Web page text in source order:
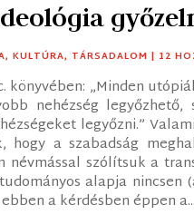
,KULTÚRA, TÁRSADALOM | 12
könyvében: „Minden
nehézség
legyőzni.”
hogy a szabadság
szólítsuk a
alapja nincsen
a kérdésben éppen a...